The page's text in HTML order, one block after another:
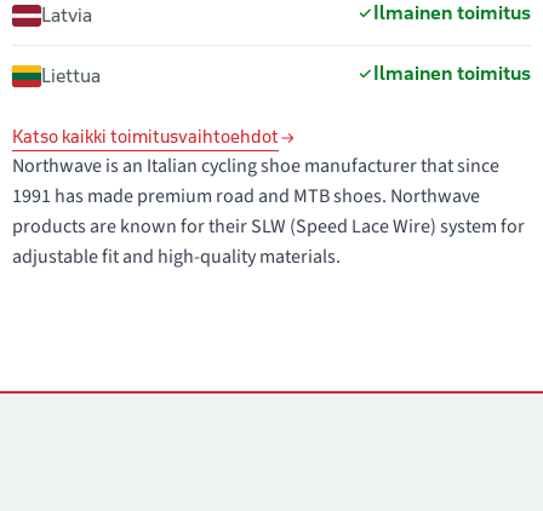
Latvia Ilmainen toimitus
Liettua Ilmainen toimitus
Katso kaikki toimitusvaihtoehdot
Northwave is an Italian cycling shoe manufacturer that since
1991 has made premium road and MTB shoes. Northwave
products are known for their SLW (Speed Lace Wire) system for
adjustable fit and high-quality materials.